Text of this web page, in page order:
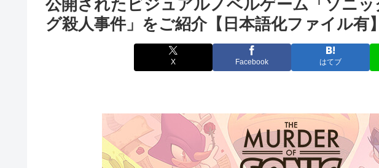
公開されたビジュアルノベルゲーム「ソニ
グ殺人事件」をご紹介【日本語化ファイル有】
X Facebook はてブ